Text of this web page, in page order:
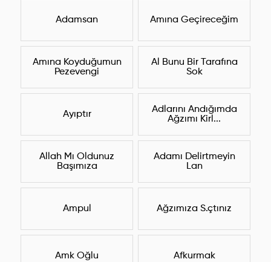
Adamsan Amına Geçireceğim
Amına Koyduğumun
Pezevengi
Al Bunu Bir Tarafına
Sok
Ayıptır
Adlarını Andığımda
Ağzımı Kirl...
Allah Mı Oldunuz
Başımıza
Adamı Delirtmeyin
Lan
Ampul Ağzımıza S.çtınız
Amk Oğlu Afkurmak